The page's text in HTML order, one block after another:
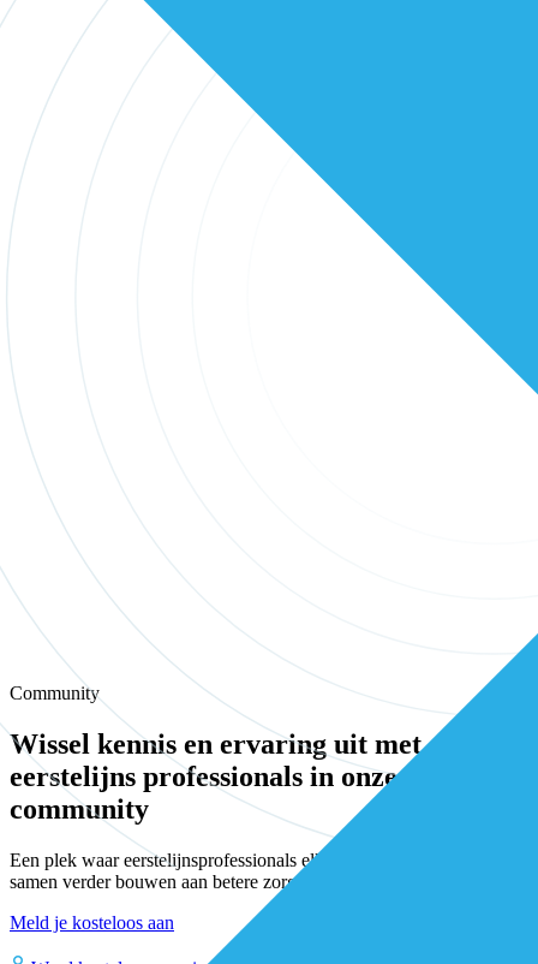
Community
Wissel kennis en ervaring uit met andere
eerstelijns professionals in onze
community
Een plek waar eerstelijnsprofessionals elkaar vinden, versterken en
samen verder bouwen aan betere zorg.
Meld je kosteloos aan